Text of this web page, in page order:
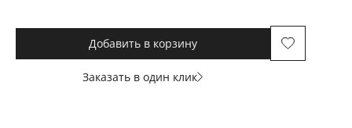
Добавить в корзину
Заказать в один клик